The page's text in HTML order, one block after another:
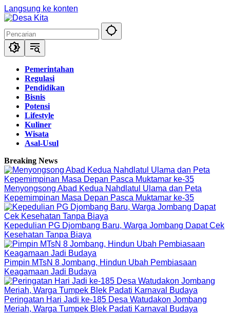
Langsung ke konten
Pemerintahan
Regulasi
Pendidikan
Bisnis
Potensi
Lifestyle
Kuliner
Wisata
Asal-Usul
Breaking News
Menyongsong Abad Kedua Nahdlatul Ulama dan Peta
Kepemimpinan Masa Depan Pasca Muktamar ke-35
Kepedulian PG Djombang Baru, Warga Jombang Dapat Cek
Kesehatan Tanpa Biaya
Pimpin MTsN 8 Jombang, Hindun Ubah Pembiasaan
Keagamaan Jadi Budaya
Peringatan Hari Jadi ke-185 Desa Watudakon Jombang
Meriah, Warga Tumpek Blek Padati Karnaval Budaya